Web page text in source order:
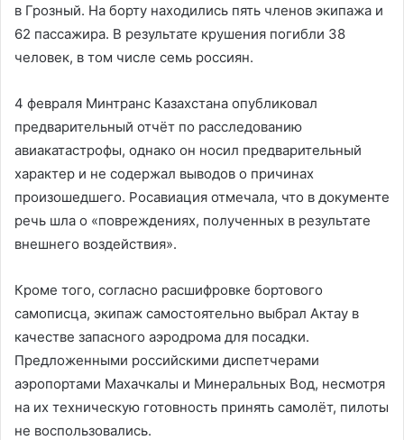
в Грозный. На борту находились пять членов экипажа и
62 пассажира. В результате крушения погибли 38
человек, в том числе семь россиян.
4 февраля Минтранс Казахстана опубликовал
предварительный отчёт по расследованию
авиакатастрофы, однако он носил предварительный
характер и не содержал выводов о причинах
произошедшего. Росавиация отмечала, что в документе
речь шла о «повреждениях, полученных в результате
внешнего воздействия».
Кроме того, согласно расшифровке бортового
самописца, экипаж самостоятельно выбрал Актау в
качестве запасного аэродрома для посадки.
Предложенными российскими диспетчерами
аэропортами Махачкалы и Минеральных Вод, несмотря
на их техническую готовность принять самолёт, пилоты
не воспользовались.